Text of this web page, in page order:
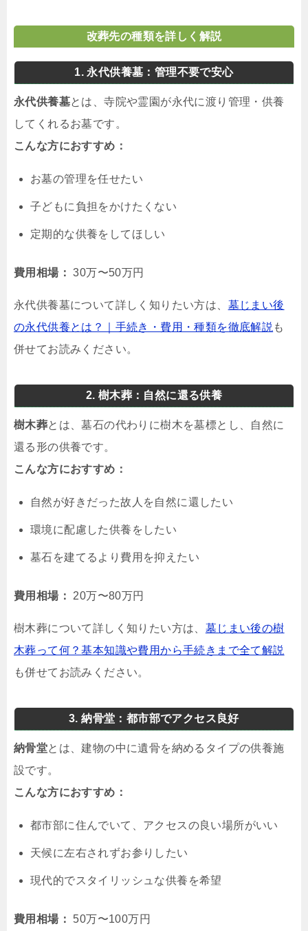
改葬先の種類を詳しく解説
1. 永代供養墓：管理不要で安心
永代供養墓とは、寺院や霊園が永代に渡り管理・供養
してくれるお墓です。
こんな方におすすめ：
お墓の管理を任せたい
子どもに負担をかけたくない
定期的な供養をしてほしい
費用相場： 30万〜50万円
永代供養墓について詳しく知りたい方は、 墓じまい後
の永代供養とは？｜手続き・費用・種類を徹底解説 も
併せてお読みください。
2. 樹木葬：自然に還る供養
樹木葬とは、墓石の代わりに樹木を墓標とし、自然に
還る形の供養です。
こんな方におすすめ：
自然が好きだった故人を自然に還したい
環境に配慮した供養をしたい
墓石を建てるより費用を抑えたい
費用相場： 20万〜80万円
樹木葬について詳しく知りたい方は、 墓じまい後の樹
木葬って何？基本知識や費用から手続きまで全て解説
も併せてお読みください。
3. 納骨堂：都市部でアクセス良好
納骨堂とは、建物の中に遺骨を納めるタイプの供養施
設です。
こんな方におすすめ：
都市部に住んでいて、アクセスの良い場所がいい
天候に左右されずお参りしたい
現代的でスタイリッシュな供養を希望
費用相場： 50万〜100万円